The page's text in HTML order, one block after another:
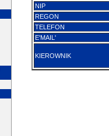
NIP
REGON
TELEFON
E'MAIL'
KIEROWNIK